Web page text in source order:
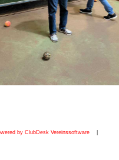
by ClubDesk Vereinssoftware|